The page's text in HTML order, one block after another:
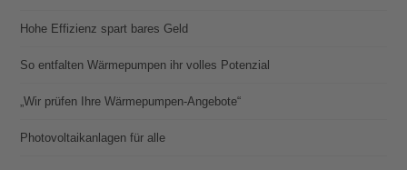
Hohe Effizienz spart bares Geld
So entfalten Wärmepumpen ihr volles Potenzial
„Wir prüfen Ihre Wärmepumpen-Angebote“
Photovoltaik­­anlagen für alle